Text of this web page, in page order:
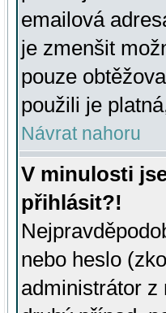
emailová
je zmenšit
pouze
použili je
Návrat nahoru
V minulosti
přihlásit?!
nebo heslo
administrátor z